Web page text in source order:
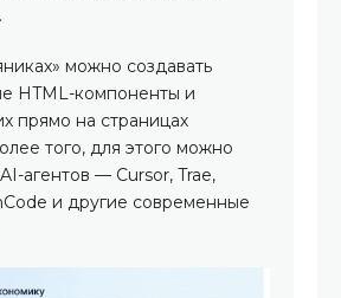
можно создавать
HTML-компоненты и
прямо на страницах
того, для этого можно
агентов — Cursor, Trae,
и другие современные